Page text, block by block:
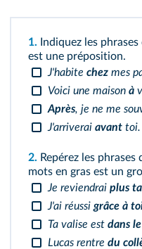
1. Indiquez les
est une préposition.
J'habite chez mes
Voici une maison à
Après, je ne me
J'arriverai avant toi.
2. Repérez les
mots en gras est un
Je reviendrai plus
J'ai réussi grâce à
Ta valise est dans
Lucas rentre du